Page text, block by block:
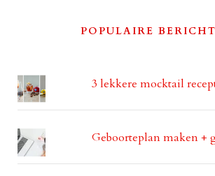
POPULAIRE
3 lekkere mocktail
Geboorteplan maken +